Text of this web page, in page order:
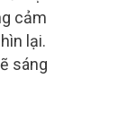
cảm
lại.
sáng